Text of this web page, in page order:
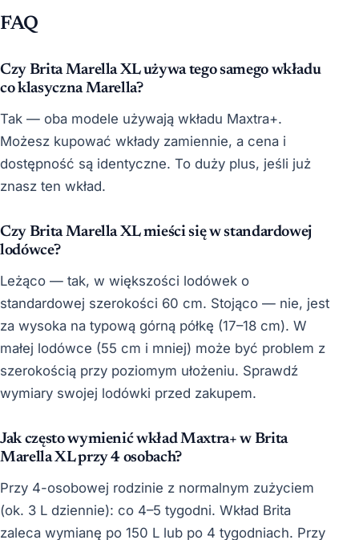
FAQ
Czy Brita Marella XL używa tego samego wkładu
co klasyczna Marella?
Tak — oba modele używają wkładu Maxtra+.
Możesz kupować wkłady zamiennie, a cena i
dostępność są identyczne. To duży plus, jeśli już
znasz ten wkład.
Czy Brita Marella XL mieści się w standardowej
lodówce?
Leżąco — tak, w większości lodówek o
standardowej szerokości 60 cm. Stojąco — nie, jest
za wysoka na typową górną półkę (17–18 cm). W
małej lodówce (55 cm i mniej) może być problem z
szerokością przy poziomym ułożeniu. Sprawdź
wymiary swojej lodówki przed zakupem.
Jak często wymienić wkład Maxtra+ w Brita
Marella XL przy 4 osobach?
Przy 4-osobowej rodzinie z normalnym zużyciem
(ok. 3 L dziennie): co 4–5 tygodni. Wkład Brita
zaleca wymianę po 150 L lub po 4 tygodniach. Przy